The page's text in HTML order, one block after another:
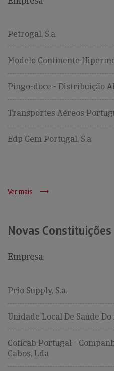
Petrogal, S.a.
Modelo Continente
Pingo-doce - Distribuição
Transportes Aéreos
Edp Gem Portugal, S.a
Ver mais
Novas Constituições
Empresa
Prio Supply, S.a.
Unidade Local De Saúde
Coficab Portugal -
Cabos, Lda